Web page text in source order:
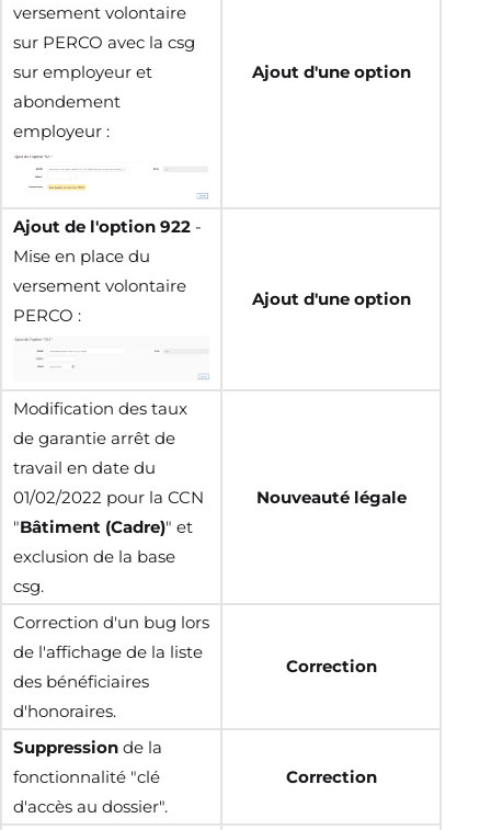
versement volontaire
sur PERCO avec la csg
sur employeur et
abondement
employeur :
Ajout d'une option
Ajout de l'option 922 -
Mise en place du
versement volontaire
PERCO :
Ajout d'une option
Modification des taux
de garantie arrêt de
travail en date du
01/02/2022 pour la CCN
"Bâtiment (Cadre)" et
exclusion de la base
csg.
Nouveauté légale
Correction d'un bug lors
de l'affichage de la liste
des bénéficiaires
d'honoraires.
Correction
Suppression de la
fonctionnalité "clé
d'accès au dossier".
Correction